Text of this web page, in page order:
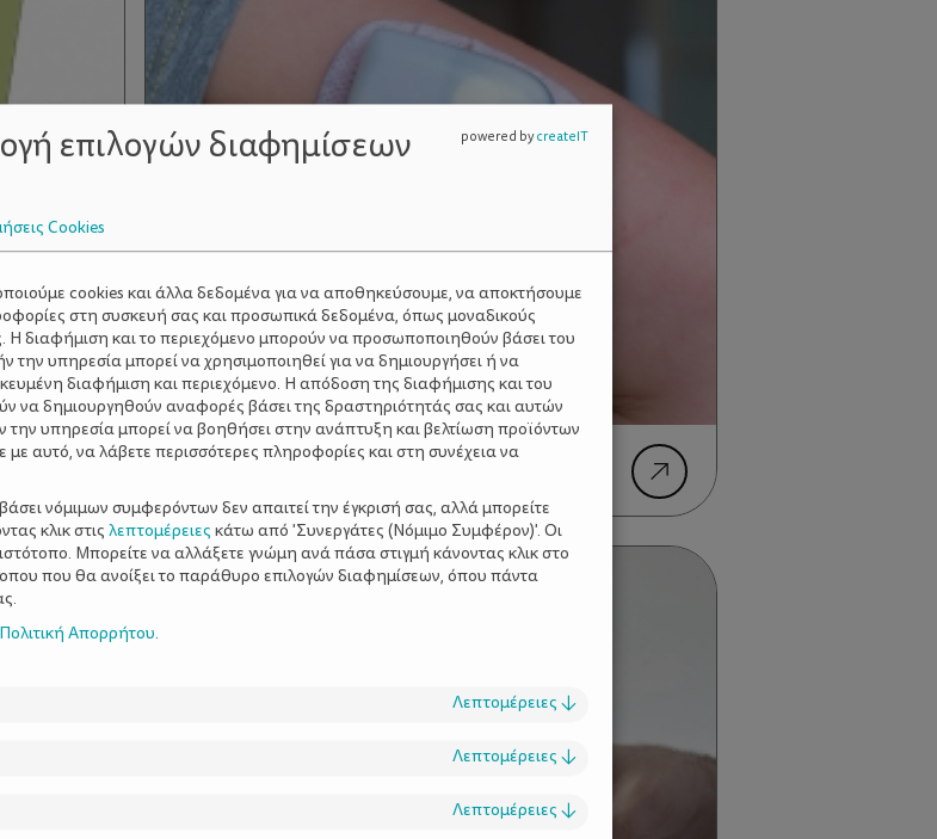
Σακχαρώδης διαβήτης Τ1 - Τεχνολογικές
επιλογών διαφημίσεων
Cookies
cookies και άλλα δεδομένα για να αποθηκεύσουμε, να αποκτήσουμε
στη συσκευή σας και προσωπικά δεδομένα, όπως μοναδικούς
Η διαφήμιση και το περιεχόμενο μπορούν να προσωποποιηθούν βάσει του
υπηρεσία μπορεί να χρησιμοποιηθεί για να δημιουργήσει ή να
διαφήμιση και περιεχόμενο. Η απόδοση της διαφήμισης και του
να δημιουργηθούν αναφορές βάσει της δραστηριότητάς σας και αυτών
υπηρεσία μπορεί να βοηθήσει στην ανάπτυξη και βελτίωση προϊόντων
αυτό, να λάβετε περισσότερες πληροφορίες και στη συνέχεια να
νόμιμων συμφερόντων δεν απαιτεί την έγκρισή σας, αλλά μπορείτε
κλικ στις λεπτομέρειες κάτω από 'Συνεργάτες (Νόμιμο Συμφέρον)'. Οι
Μπορείτε να αλλάξετε γνώμη ανά πάσα στιγμή κάνοντας κλικ στο
που θα ανοίξει το παράθυρο επιλογών διαφημίσεων, όπου πάντα
Πολιτική Απορρήτου.
Λεπτομέρειες ↓
Λεπτομέρειες ↓
Λεπτομέρειες ↓
powered bycreateIT